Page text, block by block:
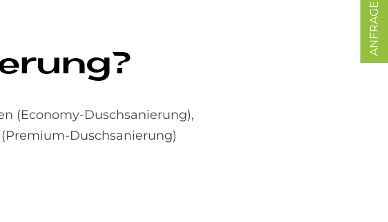
(Economy-Duschsanierung),
Duschsanierung)
ANFRAGE